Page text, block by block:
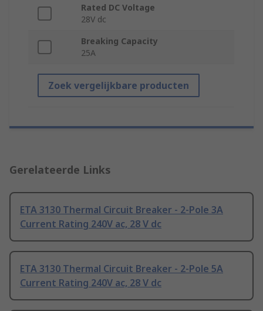
Rated DC Voltage
28V dc
Breaking Capacity
25A
Zoek vergelijkbare producten
Gerelateerde Links
ETA 3130 Thermal Circuit Breaker - 2-Pole 3A
Current Rating 240V ac, 28 V dc
ETA 3130 Thermal Circuit Breaker - 2-Pole 5A
Current Rating 240V ac, 28 V dc